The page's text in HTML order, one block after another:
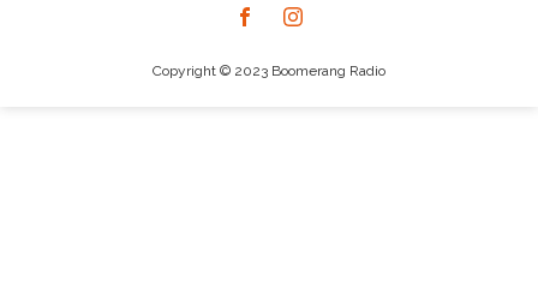
Copyright © 2023 Boomerang Radio